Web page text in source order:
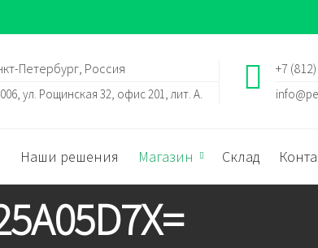
+7
Петербург, Россия
ул. Рощинская 32, офис 201, лит. А.
Наши решения Магазин Склад